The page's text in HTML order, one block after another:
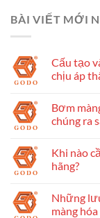
BÀI VIẾT MỚI
Cấu tạo
chịu áp
Bơm
chúng ra
Khi nào
hãng?
Những
màng